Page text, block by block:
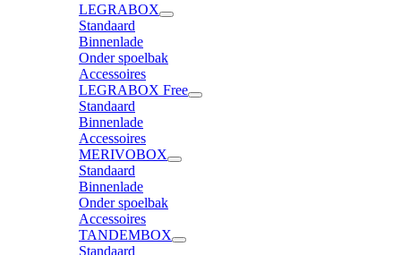
LEGRABOX
Standaard
Binnenlade
Onder spoelbak
Accessoires
LEGRABOX Free
Standaard
Binnenlade
Accessoires
MERIVOBOX
Standaard
Binnenlade
Onder spoelbak
Accessoires
TANDEMBOX
Standaard